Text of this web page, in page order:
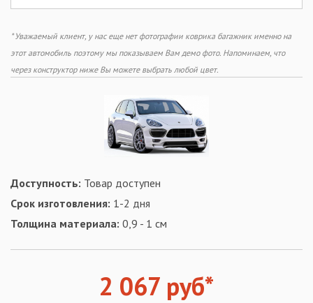
* Уважаемый клиент, у нас еще нет фотографии коврика багажник именно на
этот автомобиль поэтому мы показываем Вам демо фото. Напоминаем, что
через конструктор ниже Вы можете выбрать любой цвет.
Доступность: Товар доступен
Срок изготовления: 1-2 дня
Толщина материала: 0,9 - 1 см
2 067 руб*